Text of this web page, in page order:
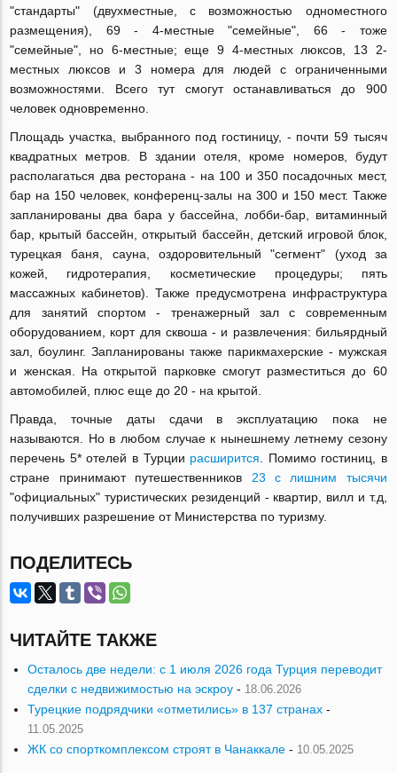
"стандарты" (двухместные, с возможностью одноместного
размещения), 69 - 4-местные "семейные", 66 - тоже
"семейные", но 6-местные; еще 9 4-местных люксов, 13 2-
местных люксов и 3 номера для людей с ограниченными
возможностями. Всего тут смогут останавливаться до 900
человек одновременно.
Площадь участка, выбранного под гостиницу, - почти 59 тысяч
квадратных метров. В здании отеля, кроме номеров, будут
располагаться два ресторана - на 100 и 350 посадочных мест,
бар на 150 человек, конференц-залы на 300 и 150 мест. Также
запланированы два бара у бассейна, лобби-бар, витаминный
бар, крытый бассейн, открытый бассейн, детский игровой блок,
турецкая баня, сауна, оздоровительный "сегмент" (уход за
кожей, гидротерапия, косметические процедуры; пять
массажных кабинетов). Также предусмотрена инфраструктура
для занятий спортом - тренажерный зал с современным
оборудованием, корт для сквоша - и развлечения: бильярдный
зал, боулинг. Запланированы также парикмахерские - мужская
и женская. На открытой парковке смогут разместиться до 60
автомобилей, плюс еще до 20 - на крытой.
Правда, точные даты сдачи в эксплуатацию пока не
называются. Но в любом случае к нынешнему летнему сезону
перечень 5* отелей в Турции расширится . Помимо гостиниц, в
стране принимают путешественников 23 с лишним тысячи
"официальных" туристических резиденций - квартир, вилл и т.д,
получивших разрешение от Министерства по туризму.
ПОДЕЛИТЕСЬ
ЧИТАЙТЕ ТАКЖЕ
Осталось две недели: с 1 июля 2026 года Турция переводит
сделки с недвижимостью на эскроу - 18.06.2026
Турецкие подрядчики «отметились» в 137 странах -
11.05.2025
ЖК со спорткомплексом строят в Чанаккале - 10.05.2025